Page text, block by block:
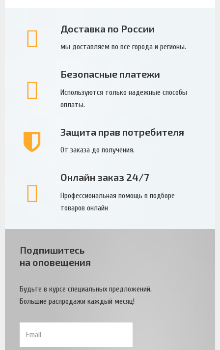
Доставка по России
мы доставляем во все города и регионы.
Безопасные платежи
Используются только надежные способы
оплаты.
Защита прав потребителя
От заказа до получения.
Онлайн заказ 24/7
Профессиональная помощь в подборе
товаров онлайн
Подпишитесь
на оповещения
Будьте в курсе специальных предложений.
Большие распродажи каждый месяц!